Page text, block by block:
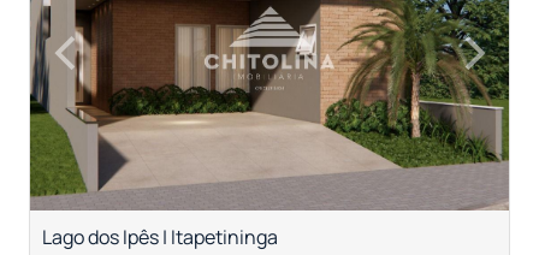
‹Previous ›
Next
Lago dos Ipês | Itapetininga